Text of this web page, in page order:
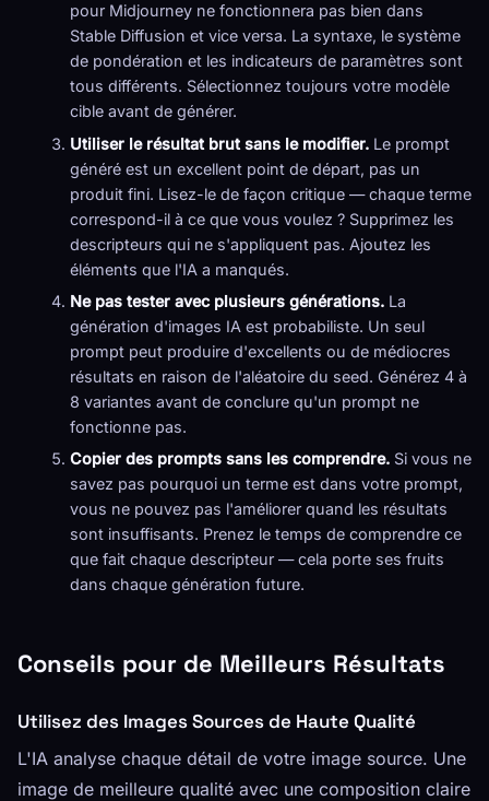
pour Midjourney ne fonctionnera pas bien dans
Stable Diffusion et vice versa. La syntaxe, le système
de pondération et les indicateurs de paramètres sont
tous différents. Sélectionnez toujours votre modèle
cible avant de générer.
Utiliser le résultat brut sans le modifier. Le prompt
généré est un excellent point de départ, pas un
produit fini. Lisez-le de façon critique — chaque terme
correspond-il à ce que vous voulez ? Supprimez les
descripteurs qui ne s'appliquent pas. Ajoutez les
éléments que l'IA a manqués.
Ne pas tester avec plusieurs générations. La
génération d'images IA est probabiliste. Un seul
prompt peut produire d'excellents ou de médiocres
résultats en raison de l'aléatoire du seed. Générez 4 à
8 variantes avant de conclure qu'un prompt ne
fonctionne pas.
Copier des prompts sans les comprendre. Si vous ne
savez pas pourquoi un terme est dans votre prompt,
vous ne pouvez pas l'améliorer quand les résultats
sont insuffisants. Prenez le temps de comprendre ce
que fait chaque descripteur — cela porte ses fruits
dans chaque génération future.
Conseils pour de Meilleurs Résultats
Utilisez des Images Sources de Haute Qualité
L'IA analyse chaque détail de votre image source. Une
image de meilleure qualité avec une composition claire